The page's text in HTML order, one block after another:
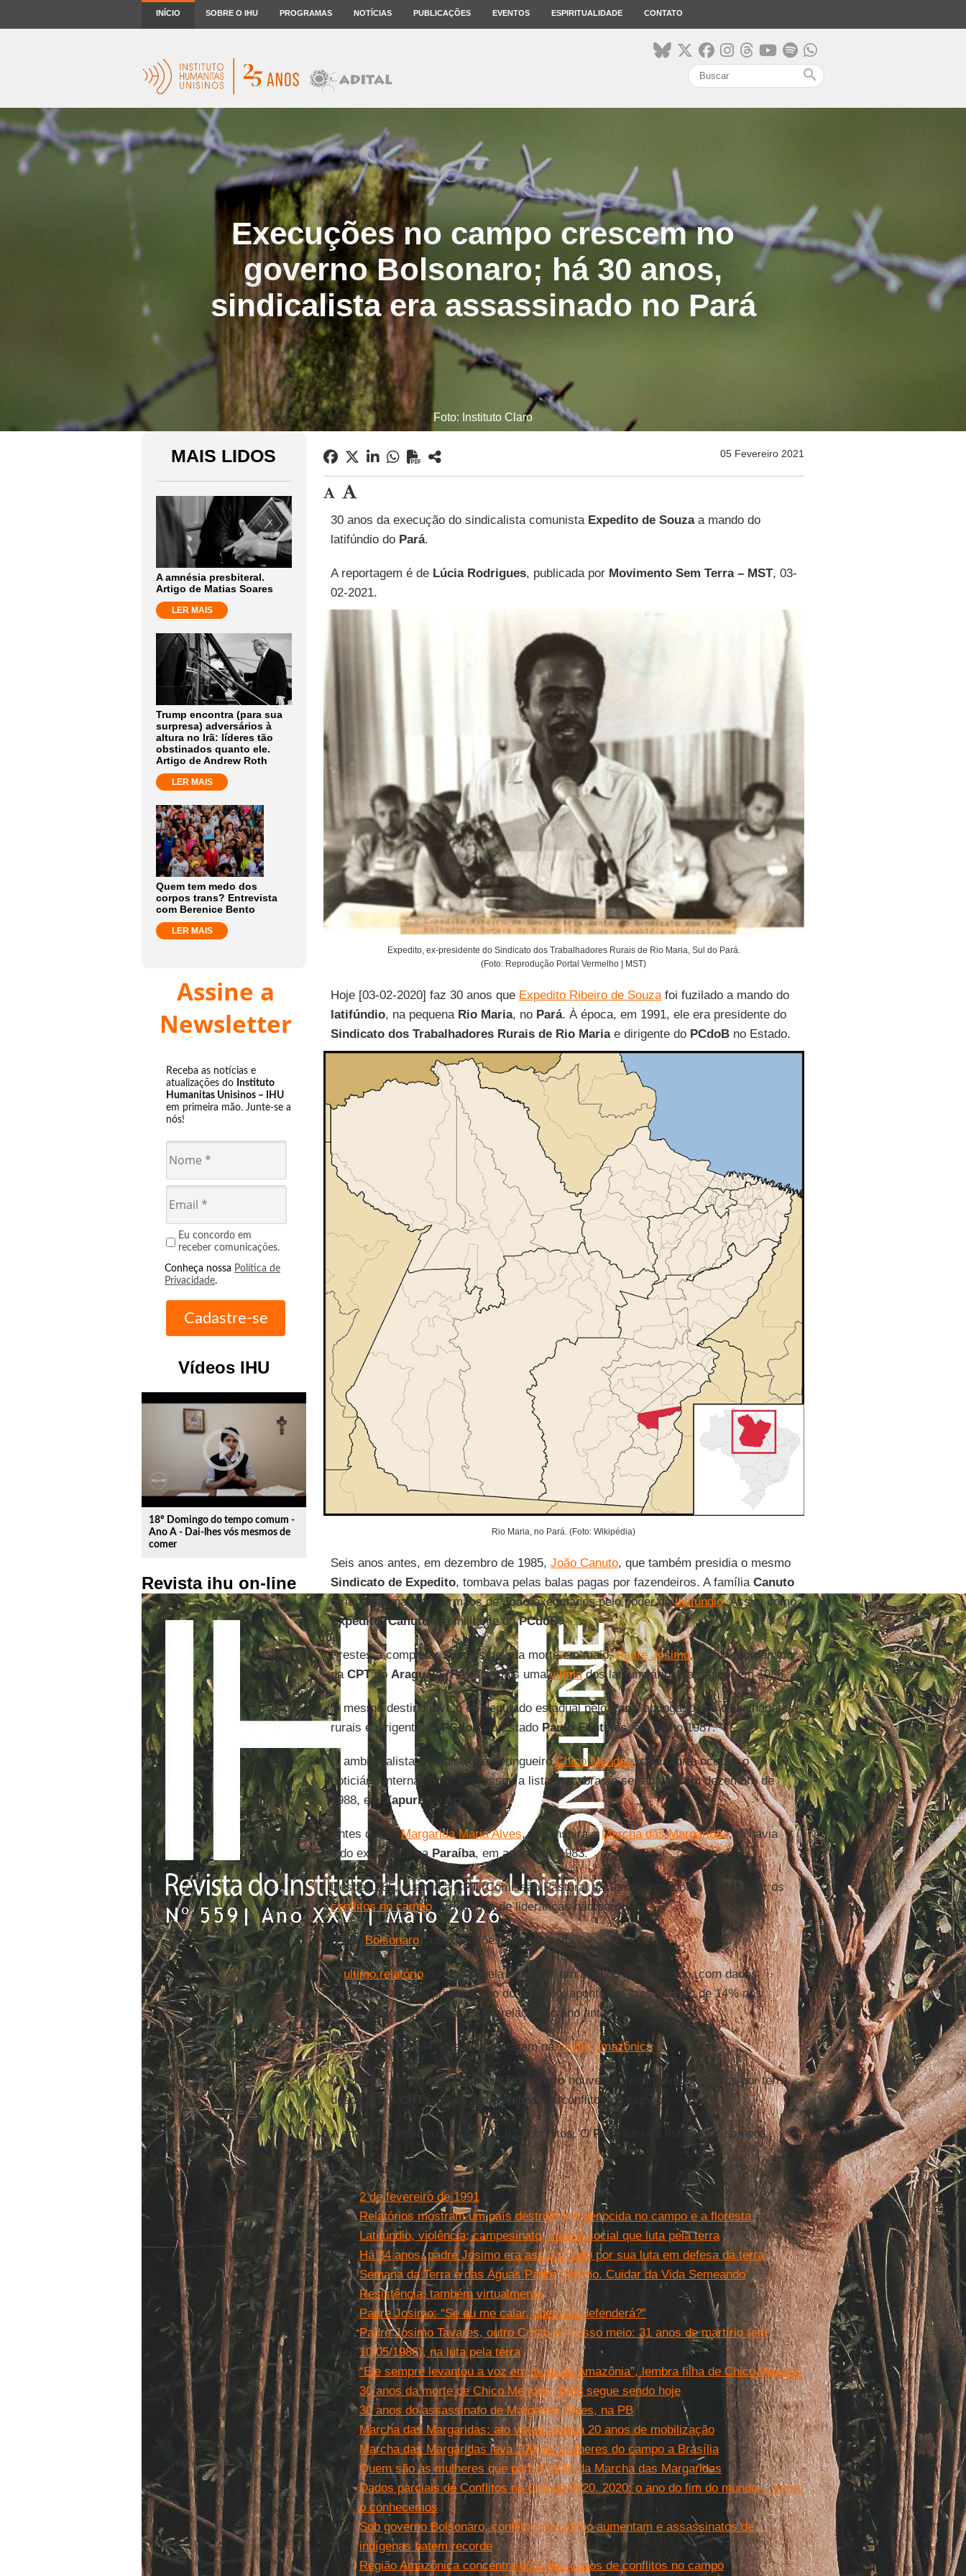
INÍCIO SOBRE O IHU PROGRAMAS NOTÍCIAS PUBLICAÇÕES EVENTOS ESPIRITUALIDADE CONTATO
search
Execuções no campo crescem no
governo Bolsonaro; há 30 anos,
sindicalista era assassinado no Pará
Foto: Instituto Claro
MAIS LIDOS
A amnésia presbiteral.
Artigo de Matias Soares
LER MAIS
Trump encontra (para sua
surpresa) adversários à
altura no Irã: líderes tão
obstinados quanto ele.
Artigo de Andrew Roth
LER MAIS
Quem tem medo dos
corpos trans? Entrevista
com Berenice Bento
LER MAIS
Assine a
Newsletter
Receba as notícias e
atualizações do Instituto
Humanitas Unisinos – IHU
em primeira mão. Junte-se a
nós!
Eu concordo em
receber comunicações.
Conheça nossa Política de
Privacidade.
Vídeos IHU
play_circle_outline
18º Domingo do tempo comum -
Ano A - Dai-lhes vós mesmos de
comer
Revista ihu on-line
05 Fevereiro 2021
30 anos da execução do sindicalista comunista Expedito de Souzaa mando do
latifúndio do Pará.
A reportagem é de Lúcia Rodrigues, publicada por Movimento Sem Terra – MST, 03-
02-2021.
Expedito, ex-presidente do Sindicato dos Trabalhadores Rurais de Rio Maria, Sul do Pará.
(Foto: Reprodução Portal Vermelho | MST)
Hoje [03-02-2020] faz 30 anos que Expedito Ribeiro de Souzafoi fuzilado a mando do
latifúndio, na pequena Rio Maria, no Pará. À época, em 1991, ele era presidente do
Sindicato dos Trabalhadores Rurais de Rio Mariae dirigente do PCdoBno Estado.
Rio Maria, no Pará. (Foto: Wikipédia)
Seis anos antes, em dezembro de 1985, João Canuto, que também presidia o mesmo
Sindicato de Expedito, tombava pelas balas pagas por fazendeiros. A família Canuto
teria ainda mais dois irmãos deJoãoexecutados pelo poder dolatifúndio. Assim como
Expedito,Canutoera militante doPCdoB.
Prestes a completar 35 anos de sua morte em maio,Padre Josimo, então coordenador
da CPTno Araguaia(PA), foi mais umavitimados latifundiários da região, em 1986.
O mesmo destino teve o ex-deputado estadual peloPará, advogado dos trabalhadores
rurais e dirigente doPCdoBno Estado Paulo Fonteles, em junho 1987.
O ambientalista e sindicalista seringueiroChico Mendes, cuja morte ocupou o
noticiário internacional, engrossou a lista macabra ao ser abatido em dezembro de
1988, em Xapuri, no Acre
Antes deles,Margarida Maria Alves, que inspira aMarcha das Margaridas, já havia
sido executada naParaíba, em agosto de 1983.
Desde 1985, quando aCPT(Comissão Pastoral da Terra) começou a contabilizar os
conflitos no campo, a matança de lideranças não parou.
E sob Bolsonaro, as execuções aumentaram.
O ultimo relatóriodivulgado pela entidade, em abril do ano passado, com dados
referentes a 2019, primeiro ano do governo, aponta um crescimento de 14% nos
assassinatos de lideranças em relação ao ano anterior.
Dessas mortes, 84% se concentraram naregião amazônica.
O relatório revela ainda que sobBolsonarohouve um recorde nas disputas por terra,
desde que a
CPT passou a contabilizar os conflitos no campo.
A entidade registrou em 2019, 1.833 conflitos. OParálidera a lista como sempre.
Leia mais
2 de fevereiro de 1991
Relatórios mostram um país destruidor e genocida no campo e a floresta
Latifúndio, violência; campesinato, classe social que luta pela terra
Há 34 anos, padre Josimo era assassinado por sua luta em defesa da terra
Semana da Terra e das Águas Padre Josimo. Cuidar da Vida Semeando
Resistência, também virtualmente
Padre Josimo: “Se eu me calar, quem os defenderá?”
Padre Josimo Tavares, outro Cristo no nosso meio: 31 anos de martírio (em
10/05/1986), na luta pela terra
“Ele sempre levantou a voz em favor da Amazônia”, lembra filha de Chico Mendes
30 anos da morte de Chico Mendes: 1988 segue sendo hoje
30 anos do assassinato de Margarida Alves, na PB
Marcha das Margaridas: ato virtual marca 20 anos de mobilização
Marcha das Margaridas leva 100 mil mulheres do campo a Brasília
Quem são as mulheres que participarão da Marcha das Margaridas
Dados parciais de Conflitos no Campo 2020. 2020: o ano do fim do mundo… como
o conhecemos
Sob governo Bolsonaro, conflitos no campo aumentam e assassinatos de
indígenas batem recorde
Região Amazônica concentra 60% dos casos de conflitos no campo